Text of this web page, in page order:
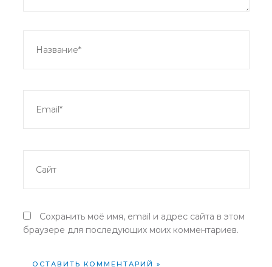
Сохранить моё имя, email и адрес сайта в этом
браузере для последующих моих комментариев.